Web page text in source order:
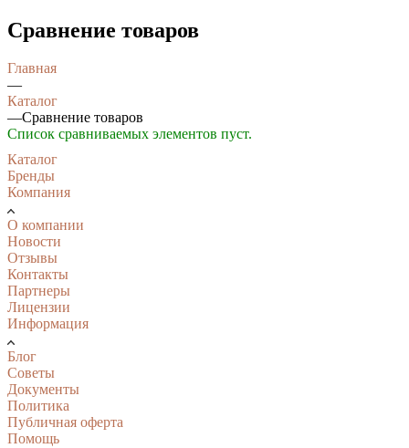
Сравнение товаров
Главная
—
Каталог
—Сравнение товаров
Список сравниваемых элементов пуст.
Каталог
Бренды
Компания
О компании
Новости
Отзывы
Контакты
Партнеры
Лицензии
Информация
Блог
Советы
Документы
Политика
Публичная оферта
Помощь